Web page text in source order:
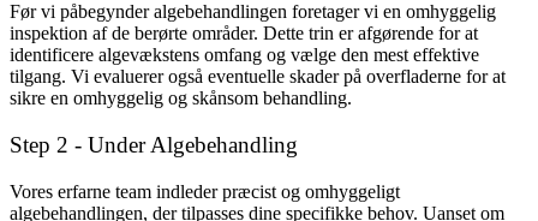
Før vi påbegynder algebehandlingen foretager vi en omhyggelig
inspektion af de berørte områder. Dette trin er afgørende for at
identificere algevækstens omfang og vælge den mest effektive
tilgang. Vi evaluerer også eventuelle skader på overfladerne for at
sikre en omhyggelig og skånsom behandling.
Step 2 - Under Algebehandling
Vores erfarne team indleder præcist og omhyggeligt
algebehandlingen, der tilpasses dine specifikke behov. Uanset om